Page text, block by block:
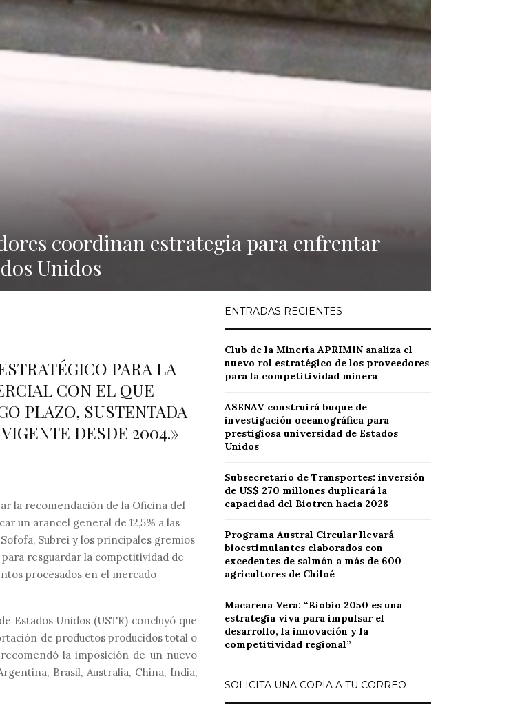
coordinan estrategia para enfrentar
Unidos
PARA LA
CON EL QUE
PLAZO, SUSTENTADA
DESDE 2004.»
la recomendación de la Oficina del
un arancel general de 12,5% a las
Subrei y los principales gremios
resguardar la competitividad de
procesados en el mercado
Estados Unidos (USTR) concluyó que
de productos producidos total o
la imposición de un nuevo
Brasil, Australia, China, India,
ENTRADAS RECIENTES
Club de la Minería APRIMIN analiza el
nuevo rol estratégico de los proveedores
para la competitividad minera
ASENAV construirá buque de
investigación oceanográfica para
prestigiosa universidad de Estados
Unidos
Subsecretario de Transportes: inversión
de US$ 270 millones duplicará la
capacidad del Biotren hacia 2028
Programa Austral Circular llevará
bioestimulantes elaborados con
excedentes de salmón a más de 600
agricultores de Chiloé
Macarena Vera: “Biobío 2050 es una
estrategia viva para impulsar el
desarrollo, la innovación y la
competitividad regional”
SOLICITA UNA COPIA A TU CORREO